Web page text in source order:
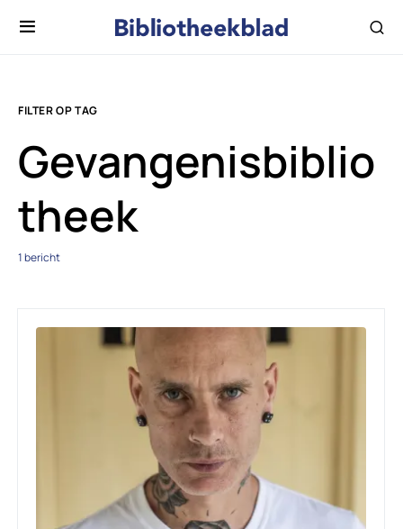
FILTER OP TAG
Gevangenisbiblio
theek
1 bericht